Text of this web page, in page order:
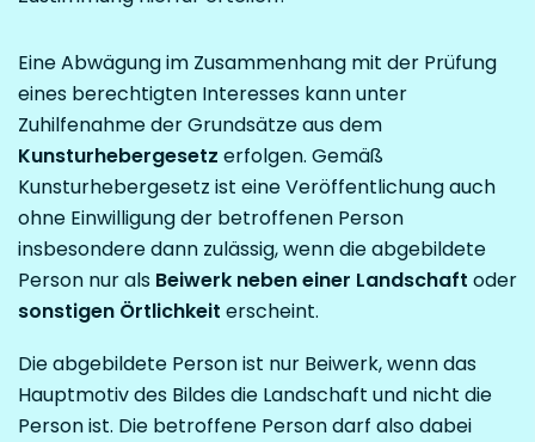
Eine Abwägung im Zusammenhang mit der Prüfung
eines berechtigten Interesses kann unter
Zuhilfenahme der Grundsätze aus dem
Kunsturhebergesetz erfolgen. Gemäß
Kunsturhebergesetz ist eine Veröffentlichung auch
ohne Einwilligung der betroffenen Person
insbesondere dann zulässig, wenn die abgebildete
Person nur als Beiwerk neben einer Landschaft oder
sonstigen Örtlichkeit erscheint.
Die abgebildete Person ist nur Beiwerk, wenn das
Hauptmotiv des Bildes die Landschaft und nicht die
Person ist. Die betroffene Person darf also dabei